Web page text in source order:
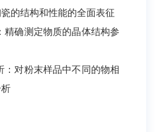
的结构和性能的全面表征
精确测定物质的晶体结构参
：对粉末样品中不同的物相